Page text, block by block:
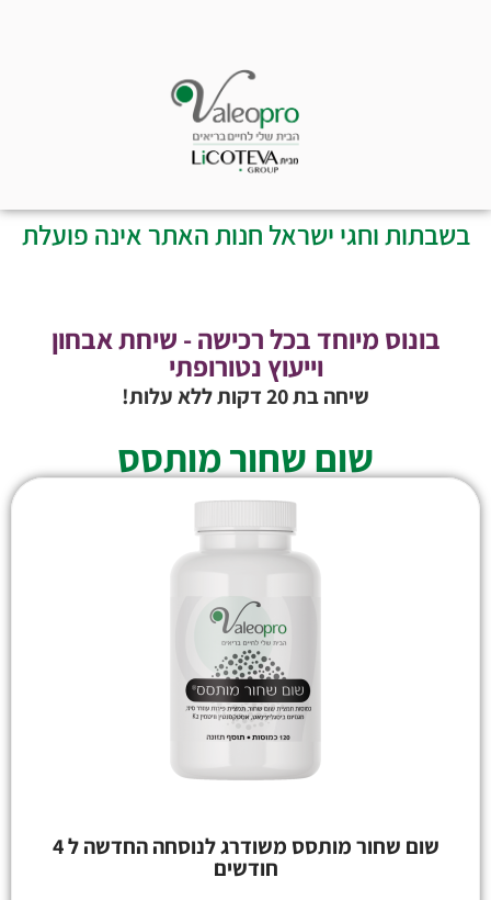
בשבתות וחגי ישראל חנות האתר אינה פועלת
בונוס מיוחד בכל רכישה - שיחת אבחון
וייעוץ נטורופתי
שיחה בת 20 דקות ללא עלות!
שום שחור מותסס
שום שחור מותסס משודרג לנוסחה החדשה ל 4
חודשים